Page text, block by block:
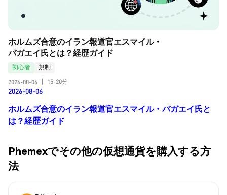
ホルムズ合意のイラン報道官エスマイル・
バガエイ氏とは？経歴ガイド
初心者
規制
2026-08-06
15-20分
2026-08-06
ホルムズ合意のイラン報道官エスマイル・バガエイ氏と
は？経歴ガイド
Phemexでその他の仮想通貨を購入する方
法